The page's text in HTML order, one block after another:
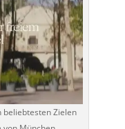
beliebtesten Zielen